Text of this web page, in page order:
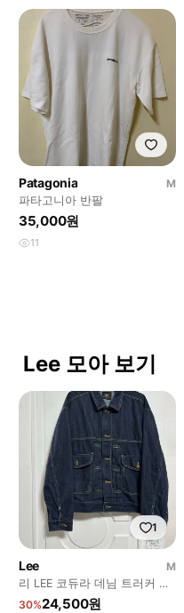
Patagonia
M
파타고니아 반팔
35,000원
11
Lee 모아 보기
1
Lee
M
리 LEE 코듀라 데님 트러커 자
켓
30%24,500원